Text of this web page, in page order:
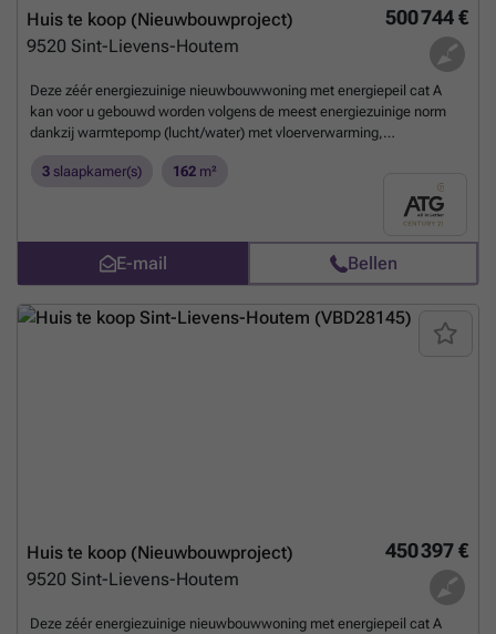
bezoek op ###Meer weten? 500 744 €
Huis te koop (Nieuwbouwproject)
9520 Sint-Lievens-Houtem
Deze zéér energiezuinige nieuwbouwwoning met energiepeil cat A
kan voor u gebouwd worden volgens de meest energiezuinige norm
dankzij warmtepomp (lucht/water) met vloerverwarming,
(systeem D), driedubbele beglazing, 13 zonnepanelen (445wp),
performante isolatie en hoogwaardige afwerking door ons sterk
lastenboek. Het ontwerp kan nog volledig aan uw smaak worden
aangepast alsook de indeling en de afwerkingsgraad. De prijs
bedraagt ALL-IN : 582.355€ (Grond + registratie + notaris + woning +
21% btw + aansluitingskosten nutsvoorziening)Meer weten?
3 slaapkamer(s) 162 m²
E-mail Bellen
450 397 €
Huis te koop (Nieuwbouwproject)
9520 Sint-Lievens-Houtem
Deze zéér energiezuinige nieuwbouwwoning met energiepeil cat A